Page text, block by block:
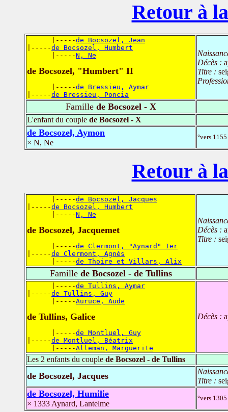
Retour à
      |-----
de Bocsozel, Jean
|-----de Bocsozel, Humbert
      |-----
N, Ne
de Bocsozel, "Humbert" II
      |-----
de Bressieu, Aymar
|-----de Bressieu, Poncia
Décès :
Titre :
Famillede Bocsozel - X
L'enfant du couple de Bocsozel - X
de Bocsozel, Aymon
× N, Ne
°vers
Retour à
      |-----
de Bocsozel, Jacques
|-----de Bocsozel, Humbert
      |-----
N, Ne
de Bocsozel, Jacquemet
      |-----
de Clermont, "Aynard" Ier
|-----de Clermont, Agnès
      |-----
de Thoire et Villars, Alix
Décès :
Titre :
Famillede Bocsozel - de Tullins
      |-----
de Tullins, Aymar
|-----de Tullins, Guy
      |-----
Auruce, Aude
de Tullins, Galice
      |-----
de Montluel, Guy
|-----de Montluel, Béatrix
      |-----
Alleman, Marguerite
Décès :
Les 2 enfants du couple de Bocsozel - de Tullins
de Bocsozel, Jacques
Titre :
de Bocsozel, Humilie
× 1333 Aynard, Lantelme
°vers